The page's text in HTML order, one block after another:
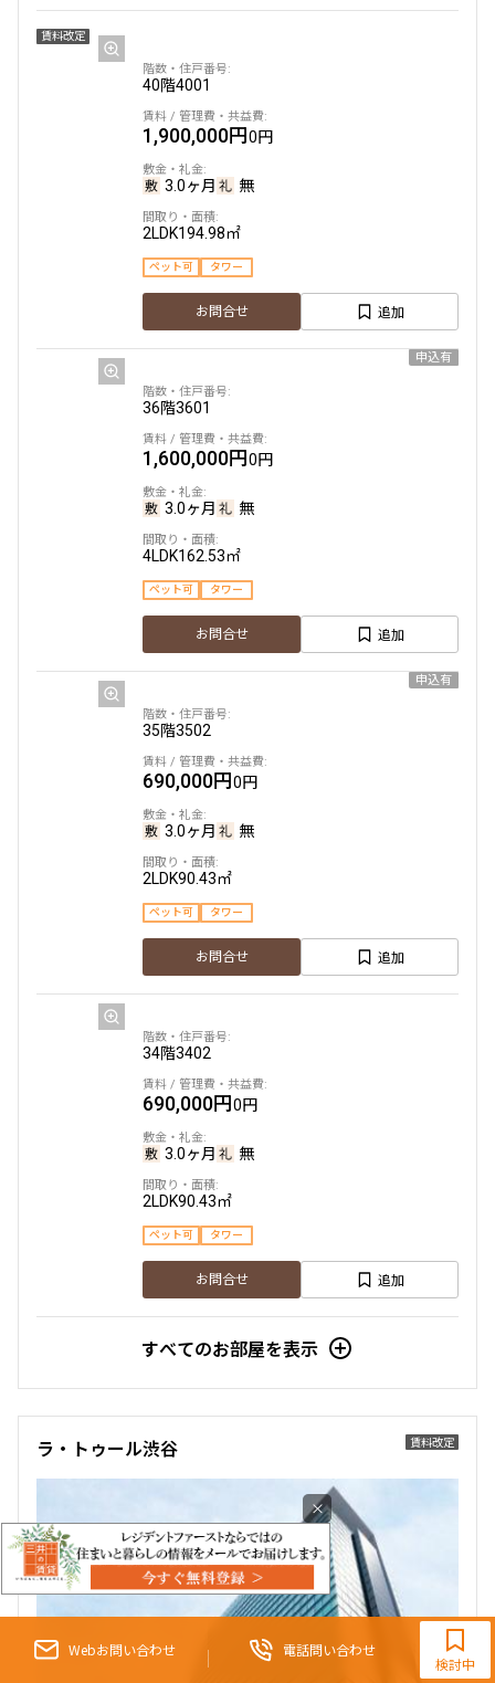
Webお問い合わせ 電話問い合わせ
9:30~18:00（水曜定休）
検討中
賃料改定
40階4001
1,900,000円0円
3.0ヶ月 無
2LDK194.98㎡
ペット可 タワー
お問合せ 追加
申込有
36階3601
1,600,000円0円
3.0ヶ月 無
4LDK162.53㎡
ペット可 タワー
お問合せ 追加
申込有
35階3502
690,000円0円
3.0ヶ月 無
2LDK90.43㎡
ペット可 タワー
お問合せ 追加
34階3402
690,000円0円
3.0ヶ月 無
2LDK90.43㎡
ペット可 タワー
お問合せ 追加
すべてのお部屋を表示
賃料改定
ラ・トゥール渋谷
×